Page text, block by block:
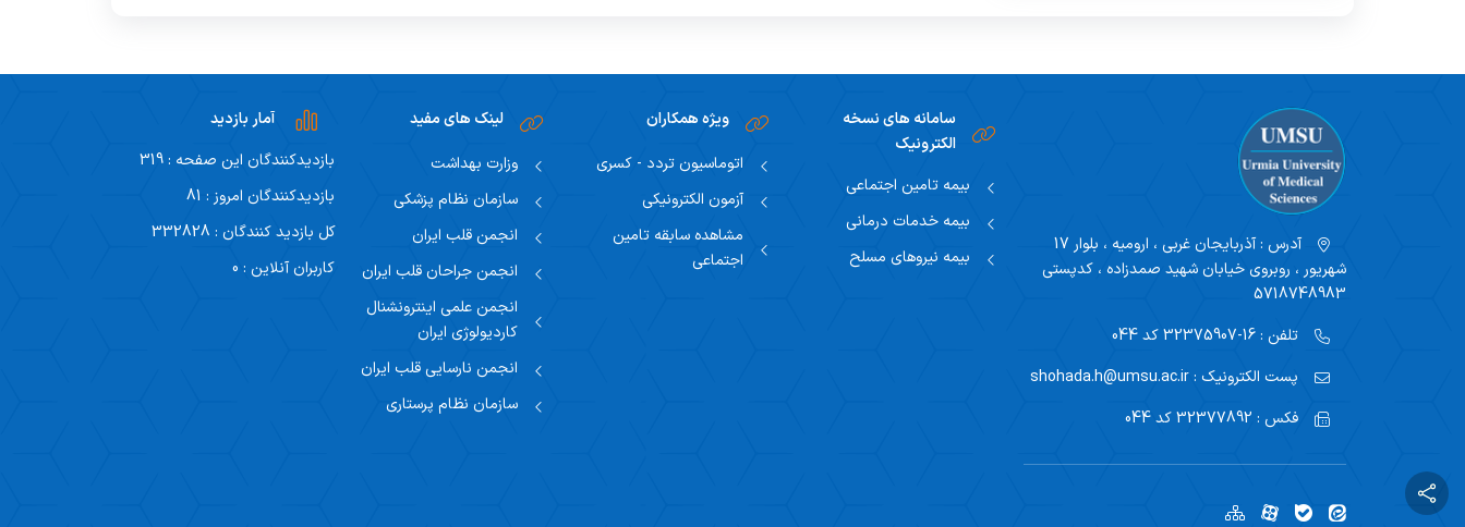
آدرس :
آذربایجان غربی ، ارومیه ، بلوار 17
شهریور ، روبروی خیابان شهید صمدزاده ، کدپستی
5718748983
تلفن :16-32375907 کد 044
پست الکترونیک :shohada.h@umsu.ac.ir
فکس :
سامانه های نسخه
الکترونیک
بیمه تامین اجتماعی
بیمه خدمات درمانی
بیمه نیروهای مسلح
ویژه همکاران
اتوماسیون تردد - کسری
آزمون الکترونیکی
مشاهده سابقه تامین
اجتماعی
لینک های مفید
وزارت بهداشت
سازمان نظام پزشکی
انجمن قلب ایران
انجمن جراحان قلب ایران
انجمن علمی اینترونشنال
کاردیولوژی ایران
انجمن نارسایی قلب ایران
سازمان نظام پرستاری
آمار بازدید
بازدیدکنندگان این صفحه : 319
بازدیدکنندگان امروز : 81
کل بازدید کنندگان : 332828
کاربران آنلاین : 0